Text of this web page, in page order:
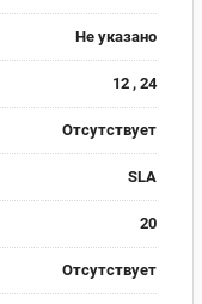
Не указано
12 , 24
Отсутствует
SLA
20
Отсутствует